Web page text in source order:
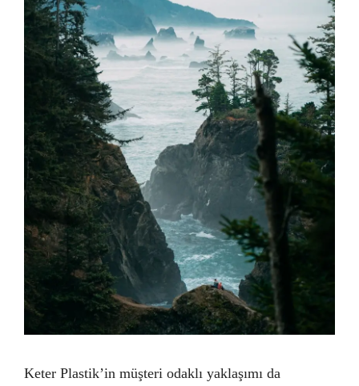
Keter Plastik’in müşteri odaklı yaklaşımı da